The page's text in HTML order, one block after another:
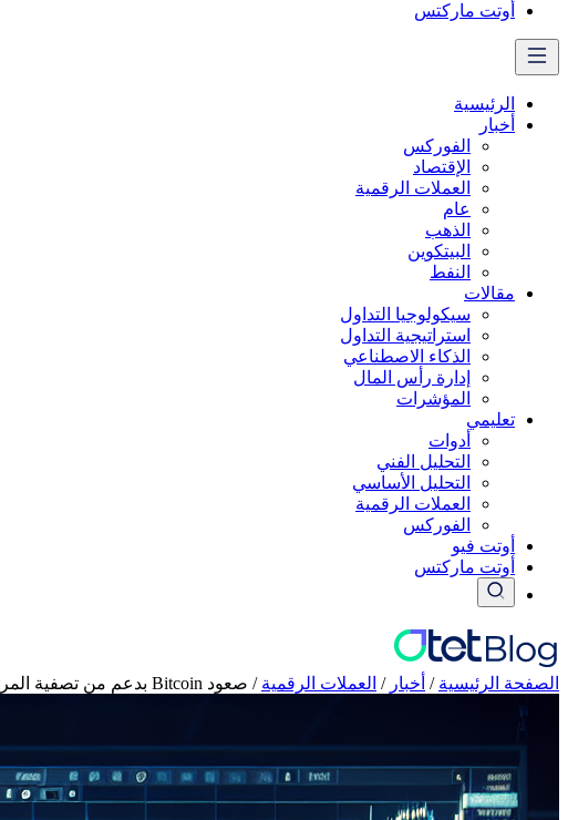
أوتت ماركتس
الرئيسية
أخبار
الفوركس
الإقتصاد
العملات الرقمیة
عام
الذهب
البيتكوين
النفط
مقالات
سيكولوجيا التداول
استراتيجية التداول
الذكاء الاصطناعي
إدارة رأس المال
المؤشرات
تعليمي
أدوات
التحليل الفني
التحليل الأساسي
العملات الرقمية
الفوركس
أوتت فيو
أوتت ماركتس
الصفحة الرئيسية / أخبار / العملات الرقمیة / صعود Bitcoin بدعم من تصفية المراكز القصيرة رغم التوترات الجيوسياسية